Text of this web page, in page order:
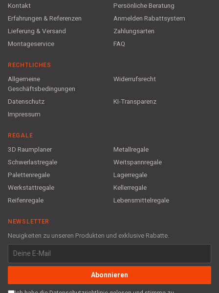
Kontakt
Persönliche Beratung
Erfahrungen & Referenzen
Anmelden Rabattsystem
Lieferung & Versand
Zahlungsarten
Montageservice
FAQ
RECHTLICHES
Allgemeine
Geschäftsbedingungen
Widerrufsrecht
Datenschutz
KI-Transparenz
Impressum
REGALE
3D Raumplaner
Metallregale
Schwerlastregale
Weitspannregale
Palettenregale
Lagerregale
Werkstattregale
Kellerregale
Reifenregale
Lebensmittelregale
NEWSLETTER
Neuigkeiten zu unseren Produkten und exklusive Rabatte.
Abonnieren